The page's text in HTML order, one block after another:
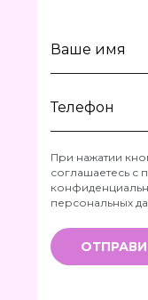
Ваше
Телефон
*
При нажатии
соглашаетесь с
персональных